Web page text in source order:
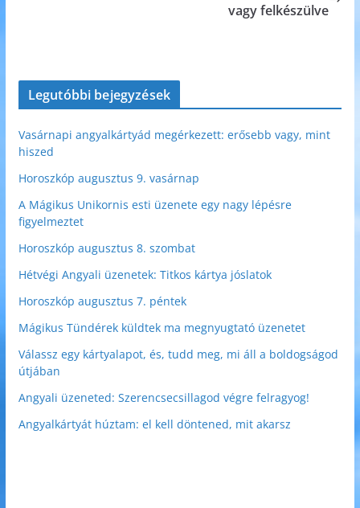
vagy felkészülve
Legutóbbi bejegyzések
Vasárnapi angyalkártyád megérkezett: erősebb vagy, mint
hiszed
Horoszkóp augusztus 9. vasárnap
A Mágikus Unikornis esti üzenete egy nagy lépésre
figyelmeztet
Horoszkóp augusztus 8. szombat
Hétvégi Angyali üzenetek: Titkos kártya jóslatok
Horoszkóp augusztus 7. péntek
Mágikus Tündérek küldtek ma megnyugtató üzenetet
Válassz egy kártyalapot, és, tudd meg, mi áll a boldogságod
útjában
Angyali üzeneted: Szerencsecsillagod végre felragyog!
Angyalkártyát húztam: el kell döntened, mit akarsz